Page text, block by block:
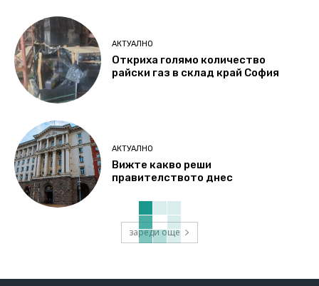
АКТУАЛНО
Откриха голямо количество
райски газ в склад край София
АКТУАЛНО
Вижте какво реши
правителството днес
зареди още